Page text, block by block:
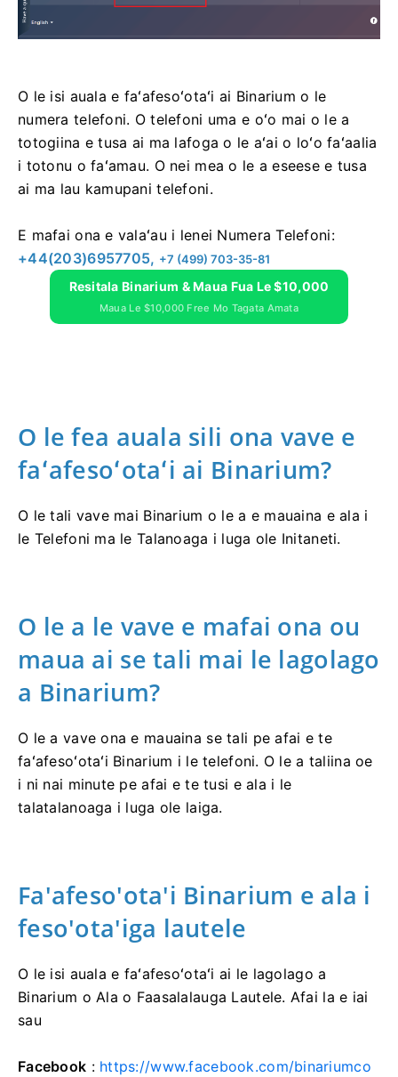
O le isi auala e faʻafesoʻotaʻi ai Binarium o le
numera telefoni. O telefoni uma e oʻo mai o le a
totogiina e tusa ai ma lafoga o le aʻai o loʻo faʻaalia
i totonu o faʻamau. O nei mea o le a eseese e tusa
ai ma lau kamupani telefoni.
E mafai ona e valaʻau i lenei Numera Telefoni:
+44(203)6957705, +7 (499) 703-35-81
Resitala Binarium & Maua Fua Le $10,000
Maua Le $10,000 Free Mo Tagata Amata
O le fea auala sili ona vave e
faʻafesoʻotaʻi ai Binarium?
O le tali vave mai Binarium o le a e mauaina e ala i
le Telefoni ma le Talanoaga i luga ole Initaneti.
O le a le vave e mafai ona ou
maua ai se tali mai le lagolago
a Binarium?
O le a vave ona e mauaina se tali pe afai e te
faʻafesoʻotaʻi Binarium i le telefoni. O le a taliina oe
i ni nai minute pe afai e te tusi e ala i le
talatalanoaga i luga ole laiga.
Fa'afeso'ota'i Binarium e ala i
feso'ota'iga lautele
O le isi auala e faʻafesoʻotaʻi ai le lagolago a
Binarium o Ala o Faasalalauga Lautele. Afai la e iai
sau
Facebook : https://www.facebook.com/binariumco